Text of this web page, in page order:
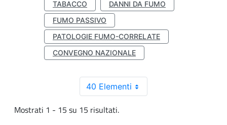
TABACCO
DANNI DA FUMO
FUMO PASSIVO
PATOLOGIE FUMO-CORRELATE
CONVEGNO NAZIONALE
40 Elementi
Mostrati 1 - 15 su 15 risultati.